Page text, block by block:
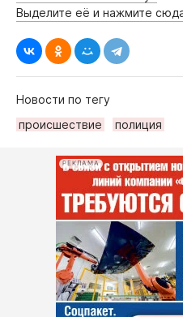
Выделите её и нажмите
Новости по тегу
происшествие
полиция
РЕКЛАМА